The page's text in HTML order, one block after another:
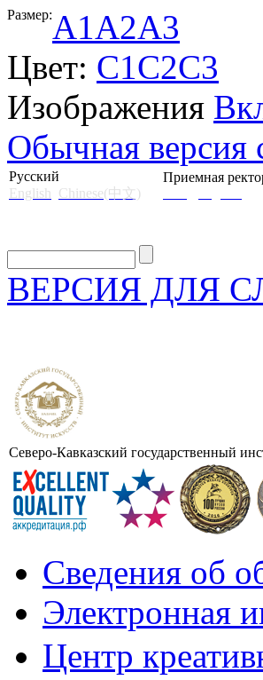
Размер:A1A2A3
Цвет: C1C2C3
Изображения
Обычная версия
Русский
English Chinese(中文)
Приемная
ВЕРСИЯ ДЛЯ
Северо-Кавказский государственный
Сведения об
Электронная
Центр